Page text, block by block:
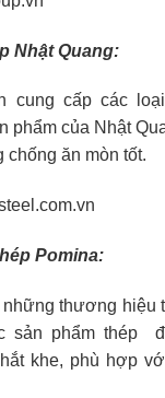
Nhật Quang:
cung cấp các
phẩm của Nhật
chống ăn mòn tốt.
Pomina:
những thương hiệu
sản phẩm thép
khe, phù hợp